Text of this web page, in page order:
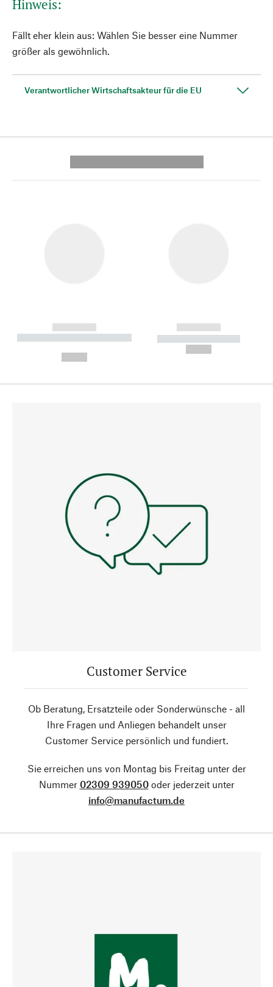
Hinweis:
Fällt eher klein aus: Wählen Sie besser eine Nummer
größer als gewöhnlich.
Verantwortlicher Wirtschaftsakteur für die EU
------------
----------- ----------- --------
------------
----------- -----------
Customer Service
Ob Beratung, Ersatzteile oder Sonderwünsche - all
Ihre Fragen und Anliegen behandelt unser
Customer Service persönlich und fundiert.
Sie erreichen uns von Montag bis Freitag unter der
Nummer 02309 939050oder jederzeit unter
info@manufactum.de